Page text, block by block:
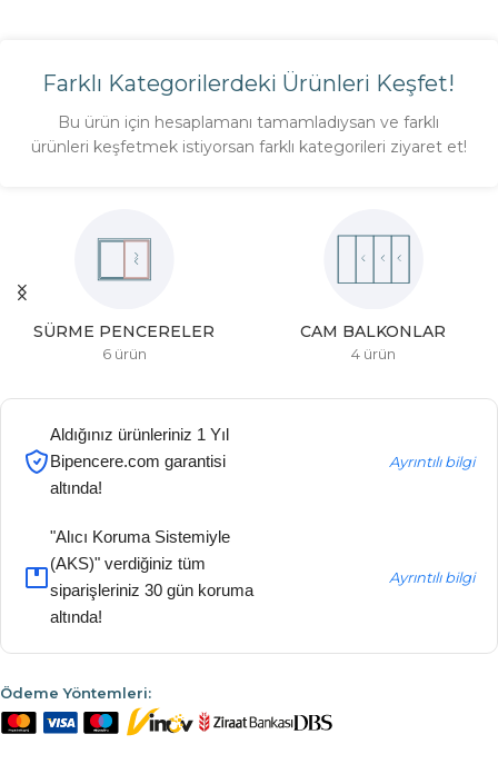
Farklı Kategorilerdeki Ürünleri Keşfet!
Bu ürün için hesaplamanı tamamladıysan ve farklı
ürünleri keşfetmek istiyorsan farklı kategorileri ziyaret et!
SÜRME PENCERELER
6 ürün
CAM BALKONLAR
4 ürün
Aldığınız ürünleriniz 1 Yıl
Bipencere.com garantisi
altında!
Ayrıntılı bilgi
"Alıcı Koruma Sistemiyle
(AKS)" verdiğiniz tüm
siparişleriniz 30 gün koruma
altında!
Ayrıntılı bilgi
Ödeme Yöntemleri: